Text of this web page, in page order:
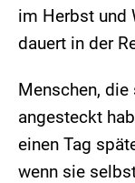
im Herbst und
dauert in der
Menschen,
angesteckt
einen Tag
wenn sie